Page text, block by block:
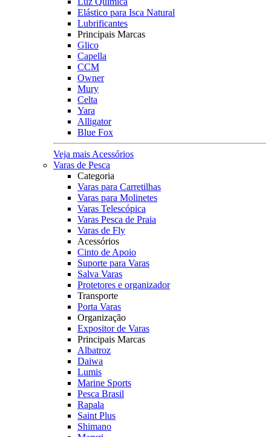
Elástico para Isca Natural
Lubrificantes
Principais Marcas
Glico
Capella
CCM
Owner
Mury
Celta
Yara
Alligator
Blue Fox
Veja mais Acessórios
Varas de Pesca
Categoria
Varas para Carretilhas
Varas para Molinetes
Varas Telescópica
Varas Pesca de Praia
Varas de Fly
Acessórios
Cinto de Apoio
Suporte para Varas
Salva Varas
Protetores e organizador
Transporte
Porta Varas
Organização
Expositor de Varas
Principais Marcas
Albatroz
Daiwa
Lumis
Marine Sports
Pesca Brasil
Rapala
Saint Plus
Shimano